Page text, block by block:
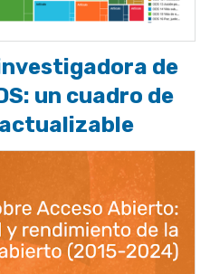
de
un cuadro de